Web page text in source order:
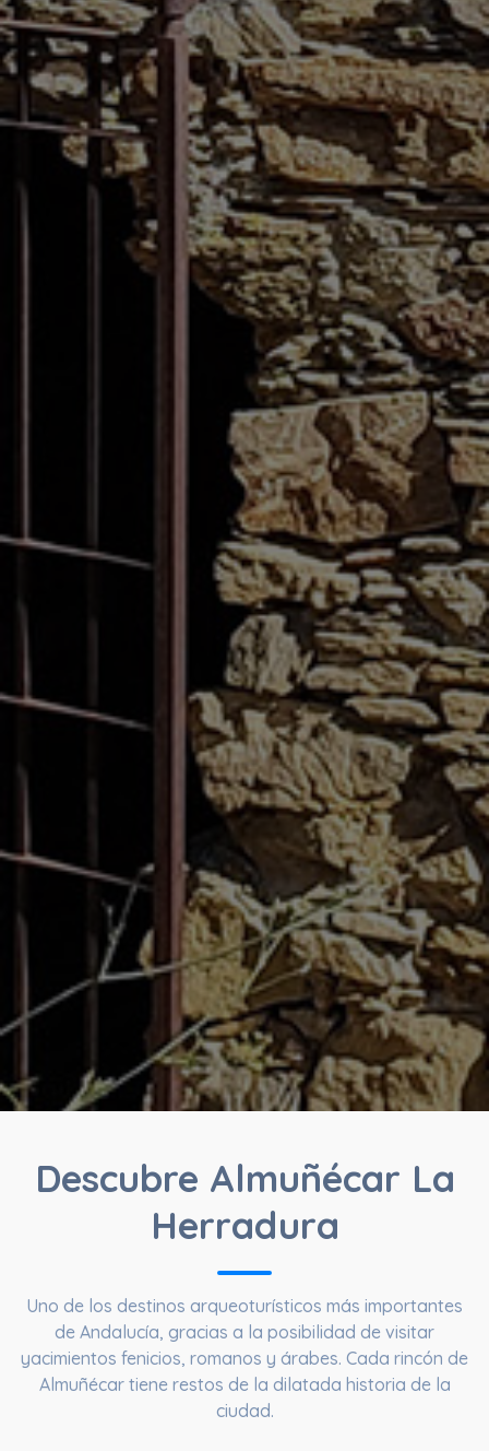
Descubre Almuñécar La
Herradura
Uno de los destinos arqueoturísticos más importantes
de Andalucía, gracias a la posibilidad de visitar
yacimientos fenicios, romanos y árabes. Cada rincón de
Almuñécar tiene restos de la dilatada historia de la
ciudad.